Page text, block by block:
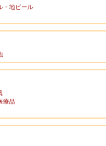
・地ビール
療品